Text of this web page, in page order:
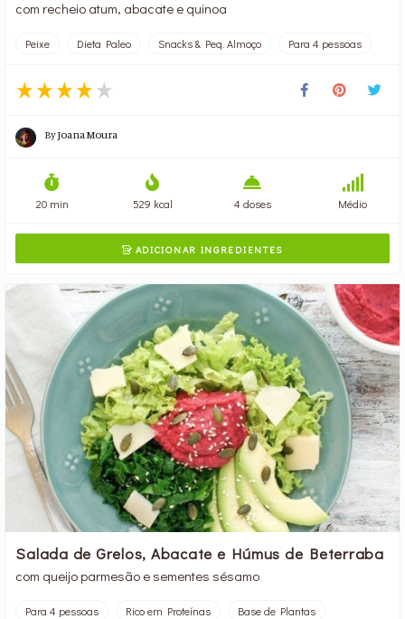
com recheio atum, abacate e quinoa
Peixe Dieta Paleo Snacks & Peq. Almoço Para 4 pessoas
ByJoana Moura
20 min 529 kcal 4 doses Médio
ADICIONAR INGREDIENTES
Salada de Grelos, Abacate e Húmus de Beterraba
com queijo parmesão e sementes sésamo
Para 4 pessoas Rico em Proteínas
Base de Plantas